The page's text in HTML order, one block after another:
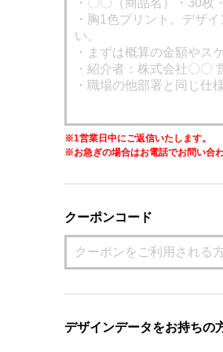
※1営業日中にご返信いたします。
※お急ぎの場合はお電話でお問い合わ
クーポンコード
デザインデータをお持ちの